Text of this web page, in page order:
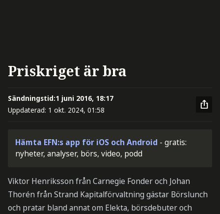
Priskriget är bra
Sändningstid:1 juni 2016, 18:17
Uppdaterad: 1 okt. 2024, 01:58
Hämta EFN:s app för iOS och Android - gratis:
nyheter, analyser, börs, video, podd
Viktor Henriksson från Carnegie Fonder och Johan
Thorén från Strand Kapitalförvaltning gästar Börslunch
och pratar bland annat om Elekta, börsdebuter och